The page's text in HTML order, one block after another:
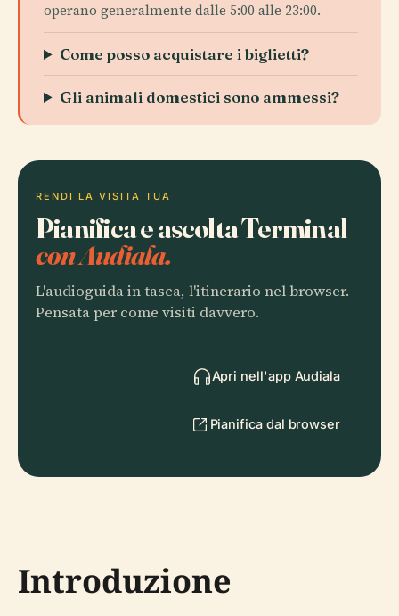
operano generalmente dalle 5:00 alle 23:00.
Come posso acquistare i biglietti?
Gli animali domestici sono ammessi?
RENDI LA VISITA TUA
Pianifica e ascolta Terminal
con Audiala.
L'audioguida in tasca, l'itinerario nel browser.
Pensata per come visiti davvero.
Apri nell'app Audiala
Pianifica dal browser
Introduzione